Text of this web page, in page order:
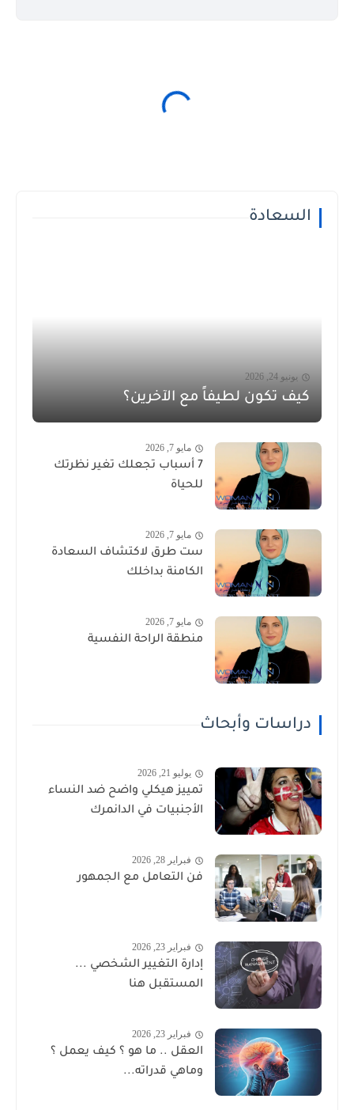
السعادة
يونيو 24, 2026
كيف تكون لطيفاً مع الآخرين؟
مايو 7, 2026
7 أسباب تجعلك تغير نظرتك
للحياة
مايو 7, 2026
ست طرق لاكتشاف السعادة
الكامنة بداخلك
مايو 7, 2026
منطقة الراحة النفسية
دراسات وأبحاث
يوليو 21, 2026
تمييز هيكلي واضح ضد النساء
الأجنبيات في الدانمرك
فبراير 28, 2026
فن التعامل مع الجمهور
فبراير 23, 2026
إدارة التغيير الشخصي ...
المستقبل هنا
فبراير 23, 2026
العقل .. ما هو ؟ كيف يعمل ؟
وماهي قدراته...